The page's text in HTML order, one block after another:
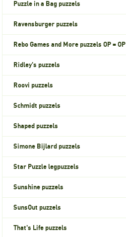
Puzzle in a Bag puzzels
Ravensburger puzzels
Rebo Games and More puzzels OP = OP
Ridley's puzzels
Roovi puzzels
Schmidt puzzels
Shaped puzzels
Simone Bijlard puzzels
Star Puzzle legpuzzels
Sunshine puzzels
SunsOut puzzels
That's Life puzzels